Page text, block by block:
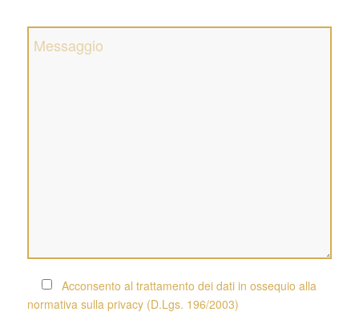
Acconsento al trattamento dei dati in ossequio alla
normativa sulla privacy (D.Lgs. 196/2003)